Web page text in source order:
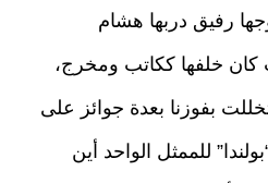
رفيق دربها هشام
كان خلفها ككاتب ومخرج،
بفوزنا بعدة جوائز على
للممثل الواحد أين